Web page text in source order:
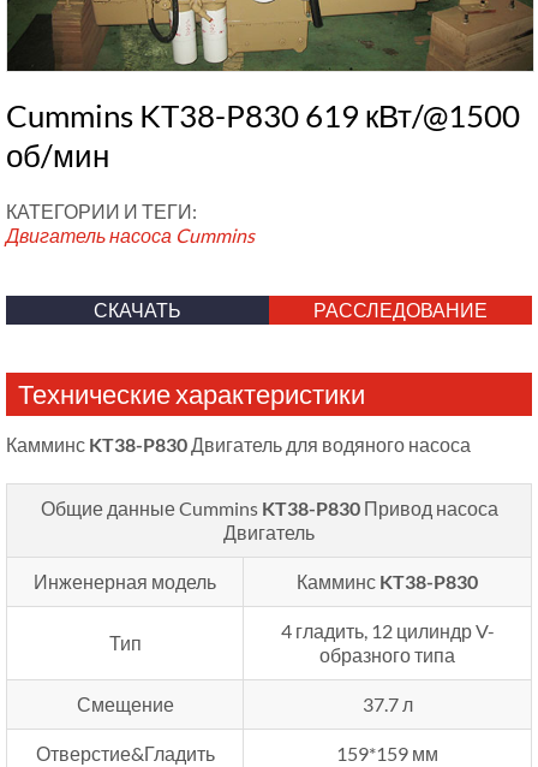
Cummins KT38-P830 619 кВт/@1500
об/мин
КАТЕГОРИИ И ТЕГИ:
Двигатель насоса Cummins
СКАЧАТЬ РАССЛЕДОВАНИЕ
Технические характеристики
Камминс KT38-P830 Двигатель для водяного насоса
Общие данные Cummins KT38-P830 Привод насоса
Двигатель
Инженерная модель Камминс KT38-P830
Тип
4 гладить, 12 цилиндр V-
образного типа
Смещение 37.7 л
Отверстие&Гладить 159*159 мм